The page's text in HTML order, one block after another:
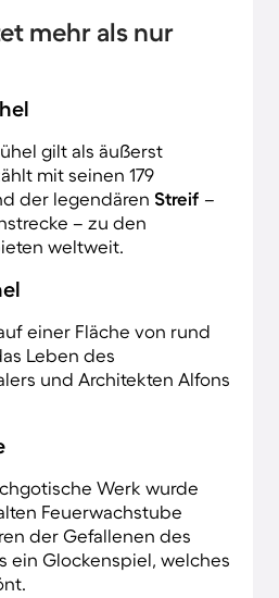
mehr als nur
gilt als äußerst
mit seinen 179
der legendären Streif –
– zu den
weltweit.
einer Fläche von rund
Leben des
und Architekten Alfons
Werk wurde
Feuerwachstube
der Gefallenen des
ein Glockenspiel, welches